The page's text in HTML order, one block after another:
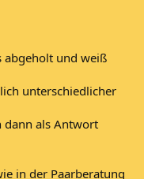
abgeholt und weiß
unterschiedlicher
dann als Antwort
in der Paarberatung